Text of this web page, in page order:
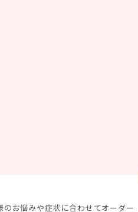
お悩みや症状に合わせてオーダー